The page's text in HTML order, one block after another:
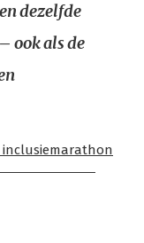
dezelfde
ook als de
inclusiemarathon